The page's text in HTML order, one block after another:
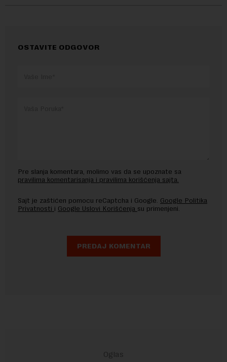
OSTAVITE ODGOVOR
Pre slanja komentara, molimo vas da se upoznate sa
pravilima komentarisanja i pravilima korišćenja sajta.
Sajt je zaštićen pomocu reCaptcha i Google. Google Politika
Privatnosti i Google Uslovi Korišćenja su primenjeni.